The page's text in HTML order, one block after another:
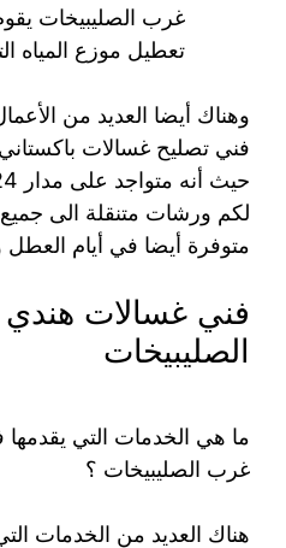
غرب الصليبيخات
تعطيل موزع المياه
وهناك أيضا العديد من
فني تصليح غسالات
لكم ورشات متنقلة الى
متوفرة أيضا في أيام العطل
فني غسالات
الصليبيخات
ما هي الخدمات التي
غرب الصليبيخات ؟
هناك العديد من الخدمات